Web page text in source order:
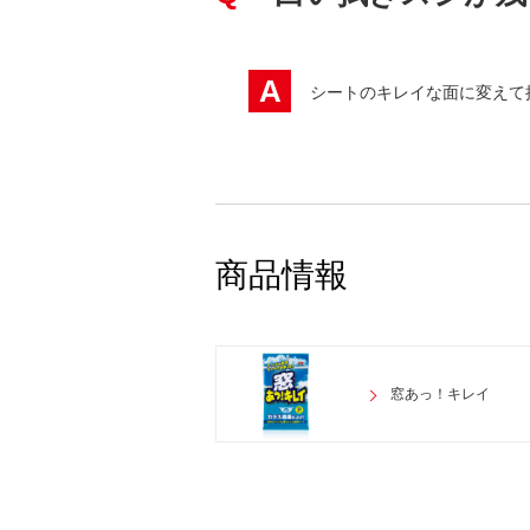
A シートのキレイな面に変えて
商品情報
窓あっ！キレイ